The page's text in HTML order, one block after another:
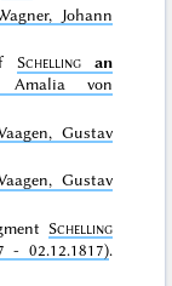
Johann
Schelling
an
Amalia von
Gustav
Gustav
Schelling
- 02.12.1817).